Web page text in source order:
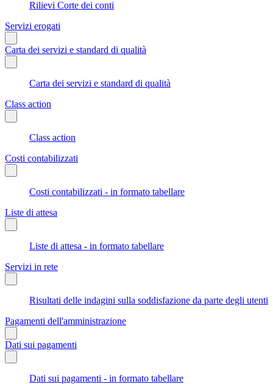
Rilievi Corte dei conti
Servizi erogati
Carta dei servizi e standard di qualità
Carta dei servizi e standard di qualità
Class action
Class action
Costi contabilizzati
Costi contabilizzati - in formato tabellare
Liste di attesa
Liste di attesa - in formato tabellare
Servizi in rete
Risultati delle indagini sulla soddisfazione da parte degli utenti
Pagamenti dell'amministrazione
Dati sui pagamenti
Dati sui pagamenti - in formato tabellare